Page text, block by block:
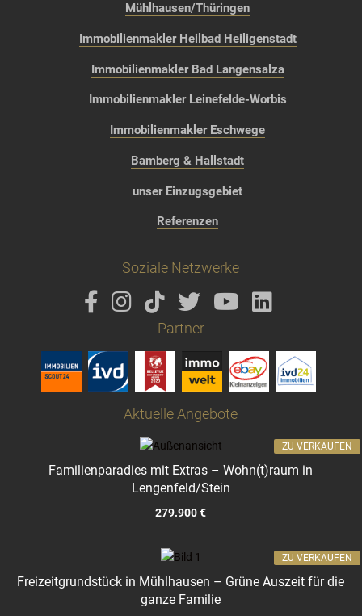
Mühlhausen/Thüringen
Immobilienmakler Heilbad Heiligenstadt
Immobilienmakler Bad Langensalza
Immobilienmakler Leinefelde-Worbis
Immobilienmakler Eschwege
Bamberg & Hallstadt
unser Einzugsgebiet
Referenzen
Soziale Netzwerke
Partner
Aktuelle Angebote
Familienparadies mit Extras – Wohn(t)raum in
Lengenfeld/Stein
279.900 €
ZU VERKAUFEN
Freizeitgrundstück in Mühlhausen – Grüne Auszeit für die
ganze Familie
ZU VERKAUFEN